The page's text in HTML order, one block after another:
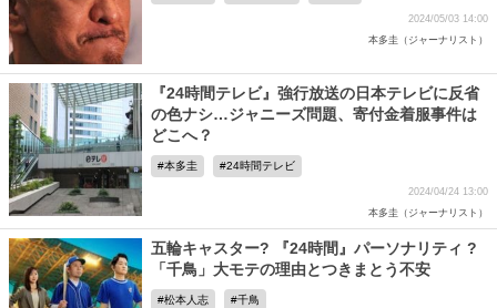
2024/05/03 14:00
本多圭（ジャーナリスト）
『24時間テレビ』強行放送の日本テレビに反省
の色ナシ…ジャニーズ問題、寄付金着服事件は
どこへ？
本多圭 24時間テレビ
2024/04/24 13:00
本多圭（ジャーナリスト）
五輪キャスター? 『24時間』パーソナリティ ?
「千鳥」大モテの理由とつきまとう不安
松本人志 千鳥